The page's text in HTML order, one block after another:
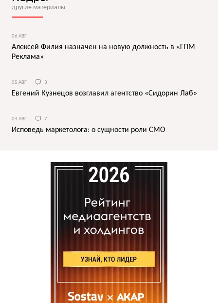
другие материалы
06 АВГ
Алексей Филия назначен на новую должность в «ГПМ
Реклама»
05 АВГ 3
Евгений Кузнецов возглавил агентство «Сидорин Лаб»
04 АВГ 7
Исповедь маркетолога: о сущности роли СМО